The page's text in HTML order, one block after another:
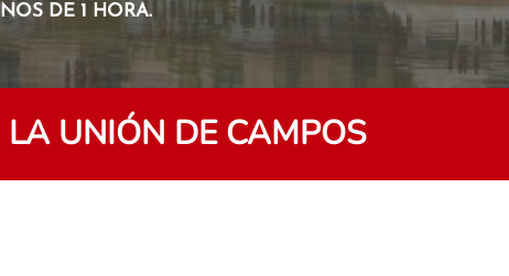
DE 1 HORA.
UNIÓN DE CAMPOS